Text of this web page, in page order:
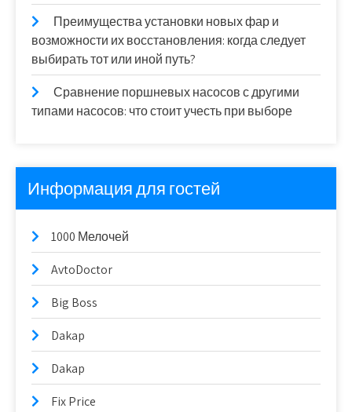
Преимущества установки новых фар и
возможности их восстановления: когда следует
выбирать тот или иной путь?
Сравнение поршневых насосов с другими
типами насосов: что стоит учесть при выборе
Информация для гостей
1000 Мелочей
AvtoDoctor
Big Boss
Dakap
Dakap
Fix Price